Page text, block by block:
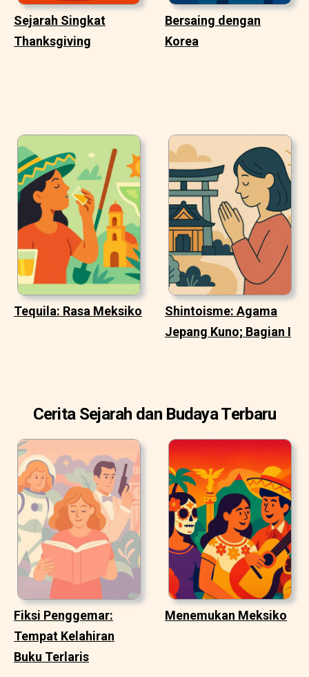
Sejarah Singkat
Thanksgiving
Bersaing dengan
Korea
Tequila: Rasa Meksiko
Shintoisme: Agama
Jepang Kuno; Bagian I
Cerita Sejarah dan Budaya Terbaru
Fiksi Penggemar:
Tempat Kelahiran
Buku Terlaris
Menemukan Meksiko